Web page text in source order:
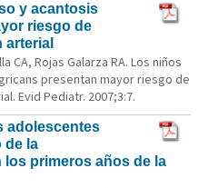
y acantosis
riesgo de
arterial
CA, Rojas Galarza RA. Los niños
presentan mayor riesgo de
Evid Pediatr. 2007;3:7.
adolescentes
de la
los primeros años de la